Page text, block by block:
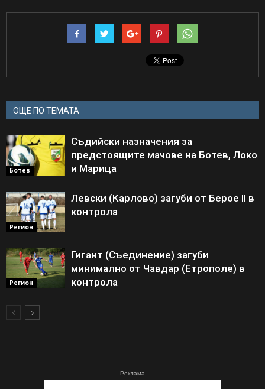
ОЩЕ ПО ТЕМАТА
Ботев
Съдийски назначения за
предстоящите мачове на Ботев, Локо
и Марица
Регион
Левски (Карлово) загуби от Берое II в
контрола
Регион
Гигант (Съединение) загуби
минимално от Чавдар (Етрополе) в
контрола
Реклама